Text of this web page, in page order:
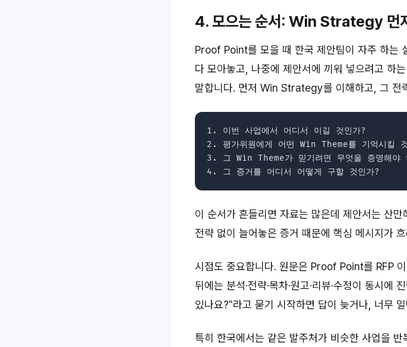
4. 모으는 순서: Win Strategy 먼
Proof Point를 모을 때 한국 제안팀이 자주 하는
다 모아놓고, 나중에 제안서에 끼워 넣으려고 하
말합니다. 먼저 Win Strategy를 이해하고, 그 전
1. 이번 사업에서 어디서 이길 것인가?
2. 평가위원에게 어떤 Win Theme를 기억시킬
3. 그 Win Theme가 믿기려면 무엇을 증명해야
이 순서가 흔들리면 자료는 많은데 제안서는 산
전략 없이 늘어놓은 증거 때문에 핵심 메시지가
시점도 중요합니다. 원문은 Proof Point를 RFP
뒤에는 분석·전략·목차·원고·리뷰·수정이 동시에
있나요?"라고 묻기 시작하면 답이 늦거나, 너무
특히 한국에서는 같은 발주처가 비슷한 사업을